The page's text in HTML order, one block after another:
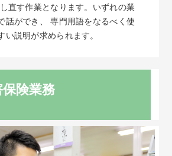
直す作業となります。いずれの業
話ができ、 専門用語をなるべく使
い説明が求められます。
険業務